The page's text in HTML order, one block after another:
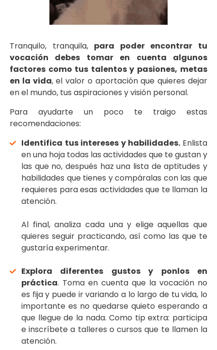
Tranquilo, tranquila, para poder encontrar tu
vocación debes tomar en cuenta algunos
factores como tus talentos y pasiones, metas
en la vida, el valor o aportación que quieres dejar
en el mundo, tus aspiraciones y visión personal.
Para ayudarte un poco te traigo estas
recomendaciones:
Identifica tus intereses y habilidades. Enlista
en una hoja todas las actividades que te gustan y
las que no, después haz una lista de aptitudes y
habilidades que tienes y compáralas con las que
requieres para esas actividades que te llaman la
atención.
Al final, analiza cada una y elige aquellas que
quieres seguir practicando, así como las que te
gustaría experimentar.
Explora diferentes gustos y ponlos en
práctica. Toma en cuenta que la vocación no
es fija y puede ir variando a lo largo de tu vida, lo
importante es no quedarse quieto esperando a
que llegue de la nada. Como tip extra: participa
e inscríbete a talleres o cursos que te llamen la
atención.